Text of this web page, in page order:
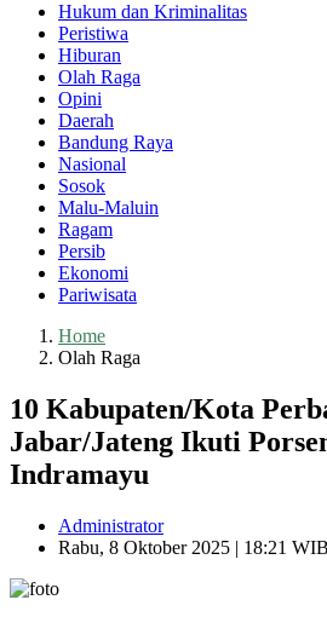
Hukum dan Kriminalitas
Peristiwa
Hiburan
Olah Raga
Opini
Daerah
Bandung Raya
Nasional
Sosok
Malu-Maluin
Ragam
Persib
Ekonomi
Pariwisata
Home
Olah Raga
10 Kabupaten/Kota
Jabar/Jateng Ikuti
Indramayu
Administrator
Rabu, 8 Oktober 2025 | 18:21 WIB